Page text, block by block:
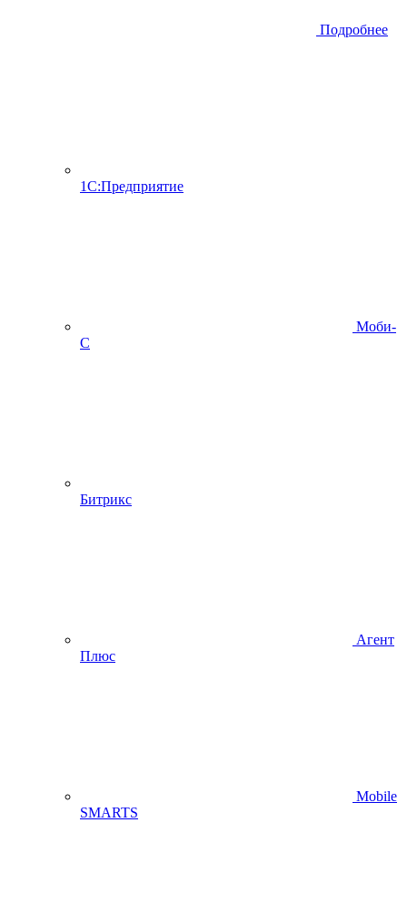
Подробнее
1С:Предприятие
Моби-
С
Битрикс
Агент
Плюс
Mobile
SMARTS